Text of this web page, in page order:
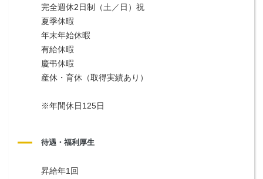
完全週休2日制（土／日）祝
夏季休暇
年末年始休暇
有給休暇
慶弔休暇
産休・育休（取得実績あり）
※年間休日125日
待遇・福利厚生
昇給年1回